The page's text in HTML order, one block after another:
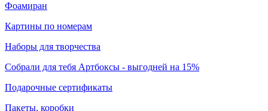
Фоамиран
Картины по номерам
Наборы для творчества
Собрали для тебя Артбоксы - выгодней на 15%
Подарочные сертификаты
Пакеты, коробки